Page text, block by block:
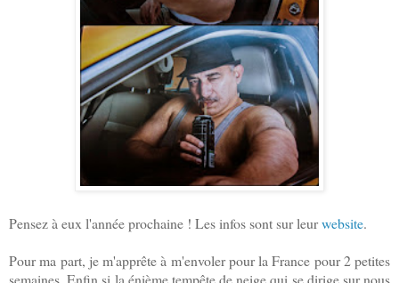
Pensez à eux l'année prochaine ! Les infos sont sur leurwebsite.
Pour ma part, je m'apprête à m'envoler pour la France pour 2 petites
semaines. Enfin si la énième tempête de neige qui se dirige sur nous